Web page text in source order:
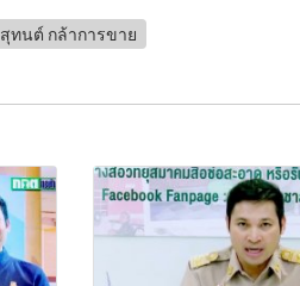
สุทนต์ กล้าการขาย